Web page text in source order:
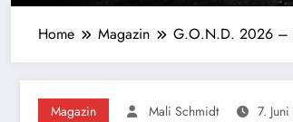
Home Magazin G.O.N.D. 2026 –
Magazin Mali Schmidt 7.